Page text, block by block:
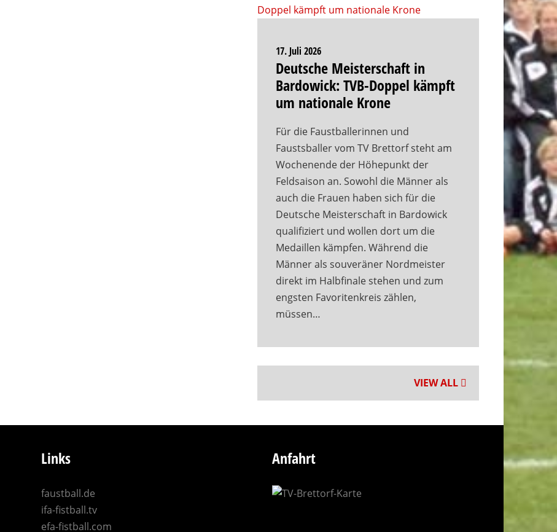
17. Juli 2026
Deutsche Meisterschaft in
Bardowick: TVB-Doppel kämpft
um nationale Krone
Für die Faustballerinnen und
Faustsballer vom TV Brettorf steht am
Wochenende der Höhepunkt der
Feldsaison an. Sowohl die Männer als
auch die Frauen haben sich für die
Deutsche Meisterschaft in Bardowick
qualifiziert und wollen dort um die
Medaillen kämpfen. Während die
Männer als souveräner Nordmeister
direkt im Halbfinale stehen und zum
engsten Favoritenkreis zählen,
müssen…
VIEW ALL
Links
faustball.de
ifa-fistball.tv
efa-fistball.com
Anfahrt